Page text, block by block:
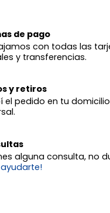
de pago
con todas las
y transferencias.
y retiros
el pedido en tu
alguna consulta, no